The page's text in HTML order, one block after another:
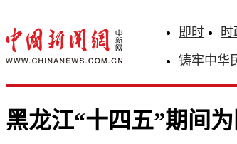
即时 时
铸牢中华
黑龙江“十四五”期间